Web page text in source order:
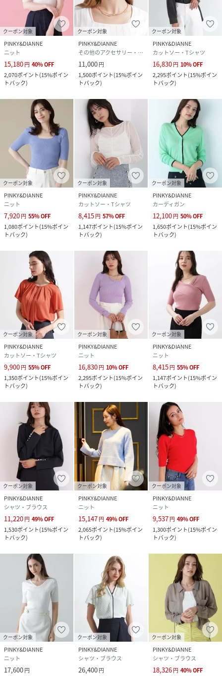
クーポン対象
PINKY&DIANNE
ニット
15,180円 40%OFF
2,070ポイント(15%ポイン
トバック)
クーポン対象
PINKY&DIANNE
その他のアクセサリー・腕時計
11,000円
1,500ポイント(15%ポイン
トバック)
クーポン対象
PINKY&DIANNE
カットソー・Tシャツ
16,830円 10%OFF
2,295ポイント(15%ポイン
トバック)
クーポン対象
PINKY&DIANNE
ニット
7,920円 55%OFF
1,080ポイント(15%ポイン
トバック)
クーポン対象
PINKY&DIANNE
カットソー・Tシャツ
8,415円 57%OFF
1,147ポイント(15%ポイン
トバック)
クーポン対象
PINKY&DIANNE
カーディガン
12,100円 50%OFF
1,650ポイント(15%ポイン
トバック)
クーポン対象
PINKY&DIANNE
カットソー・Tシャツ
9,900円 55%OFF
1,350ポイント(15%ポイン
トバック)
クーポン対象
PINKY&DIANNE
ニット
16,830円 10%OFF
2,295ポイント(15%ポイン
トバック)
クーポン対象
PINKY&DIANNE
ニット
8,415円 55%OFF
1,147ポイント(15%ポイン
トバック)
クーポン対象
PINKY&DIANNE
シャツ・ブラウス
11,220円 49%OFF
1,530ポイント(15%ポイン
トバック)
クーポン対象
PINKY&DIANNE
ニット
15,147円 49%OFF
2,065ポイント(15%ポイン
トバック)
クーポン対象
PINKY&DIANNE
ニット
9,537円 49%OFF
1,300ポイント(15%ポイン
トバック)
クーポン対象
PINKY&DIANNE
ニット
17,600円
クーポン対象
PINKY&DIANNE
シャツ・ブラウス
26,400円
クーポン対象
PINKY&DIANNE
シャツ・ブラウス
18,326円 40%OFF